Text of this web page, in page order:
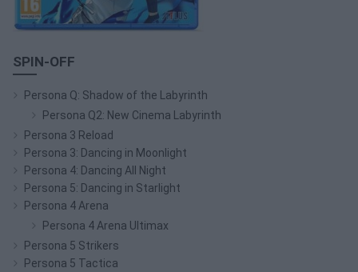
SPIN-OFF
Persona Q: Shadow of the Labyrinth
Persona Q2: New Cinema Labyrinth
Persona 3 Reload
Persona 3: Dancing in Moonlight
Persona 4: Dancing All Night
Persona 5: Dancing in Starlight
Persona 4 Arena
Persona 4 Arena Ultimax
Persona 5 Strikers
Persona 5 Tactica